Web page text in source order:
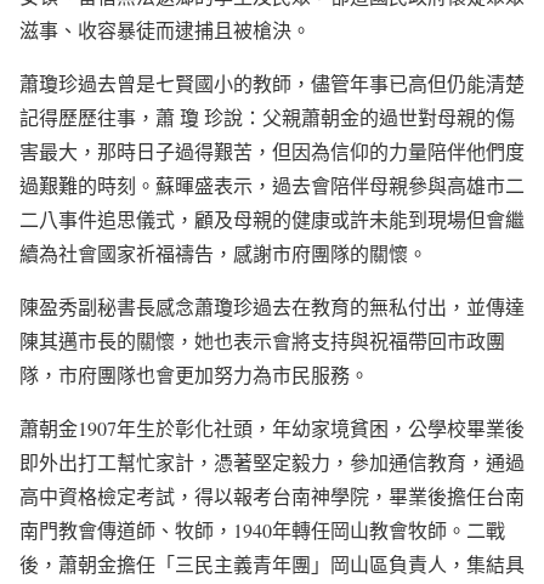
滋事、收容暴徒而逮捕且被槍決。
蕭瓊珍過去曾是七賢國小的教師，儘管年事已高但仍能清楚
記得歷歷往事，蕭 瓊 珍說：父親蕭朝金的過世對母親的傷
害最大，那時日子過得艱苦，但因為信仰的力量陪伴他們度
過艱難的時刻。蘇暉盛表示，過去會陪伴母親參與高雄市二
二八事件追思儀式，顧及母親的健康或許未能到現場但會繼
續為社會國家祈福禱告，感謝市府團隊的關懷。
陳盈秀副秘書長感念蕭瓊珍過去在教育的無私付出，並傳達
陳其邁市長的關懷，她也表示會將支持與祝福帶回市政團
隊，市府團隊也會更加努力為市民服務。
蕭朝金1907年生於彰化社頭，年幼家境貧困，公學校畢業後
即外出打工幫忙家計，憑著堅定毅力，參加通信教育，通過
高中資格檢定考試，得以報考台南神學院，畢業後擔任台南
南門教會傳道師、牧師，1940年轉任岡山教會牧師。二戰
後，蕭朝金擔任「三民主義青年團」岡山區負責人，集結具